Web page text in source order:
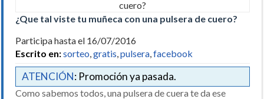
¿Que tal viste tu muñeca con una pulsera de cuero?
Participa hasta el 16/07/2016
Escrito en:sorteo,gratis,pulsera,facebook
ATENCIÓN: Promoción ya pasada.
Como sabemos todos, una pulsera de cuera te da ese